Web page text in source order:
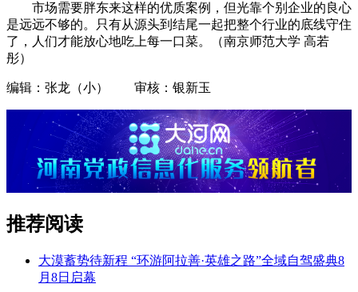
市场需要胖东来这样的优质案例，但光靠个别企业的良心
是远远不够的。只有从源头到结尾一起把整个行业的底线守住
了，人们才能放心地吃上每一口菜。（南京师范大学 高若
彤）
编辑：张龙（小） 审核：银新玉
推荐阅读
大漠蓄势待新程 “环游阿拉善·英雄之路”全域自驾盛典8
月8日启幕